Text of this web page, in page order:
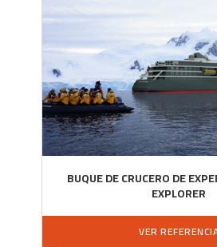
BUQUE DE CRUCERO DE
EXPLORER
VER